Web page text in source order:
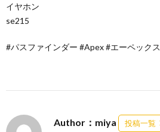
イヤホン
se215
#パスファインダー #Apex #エーペックス
Author：miya 投稿一覧